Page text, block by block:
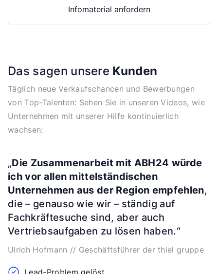
Infomaterial anfordern
Das sagen unsere Kunden
Täglich neue Verkaufschancen und Bewerbungen
von Top-Talenten: Sehen Sie in unseren Videos, wie
Unternehmen mit unserer Hilfe kontinuierlich
wachsen:
„Die Zusammenarbeit mit ABH24 würde
ich vor allen mittelständischen
Unternehmen aus der Region empfehlen,
die – genauso wie wir – ständig auf
Fachkräftesuche sind, aber auch
Vertriebsaufgaben zu lösen haben.“
Ulrich Hofmann // Geschäftsführer der thiel gruppe
Lead-Problem gelöst